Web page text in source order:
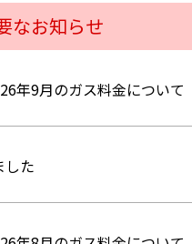
なお知らせ
年9月のガス料金について
した